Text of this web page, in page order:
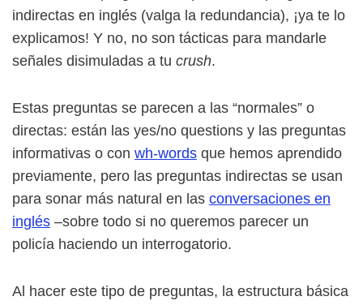
indirectas en inglés (valga la redundancia), ¡ya te lo
explicamos! Y no, no son tácticas para mandarle
señales disimuladas a tu crush.
Estas preguntas se parecen a las “normales” o
directas: están las yes/no questions y las preguntas
informativas o con wh-words que hemos aprendido
previamente, pero las preguntas indirectas se usan
para sonar más natural en las conversaciones en
inglés –sobre todo si no queremos parecer un
policía haciendo un interrogatorio.
Al hacer este tipo de preguntas, la estructura básica